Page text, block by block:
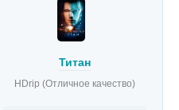
Титан
HDrip (Отличное качество)